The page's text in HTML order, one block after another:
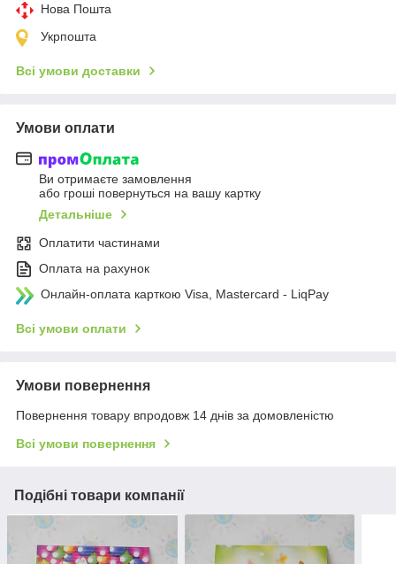
Нова Пошта
Укрпошта
Всі умови доставки
Умови оплати
Ви отримаєте замовлення
або гроші повернуться на вашу картку
Детальніше
Оплатити частинами
Оплата на рахунок
Онлайн-оплата карткою Visa, Mastercard - LiqPay
Всі умови оплати
Умови повернення
Повернення товару впродовж 14 днів за домовленістю
Всі умови повернення
Подібні товари компанії